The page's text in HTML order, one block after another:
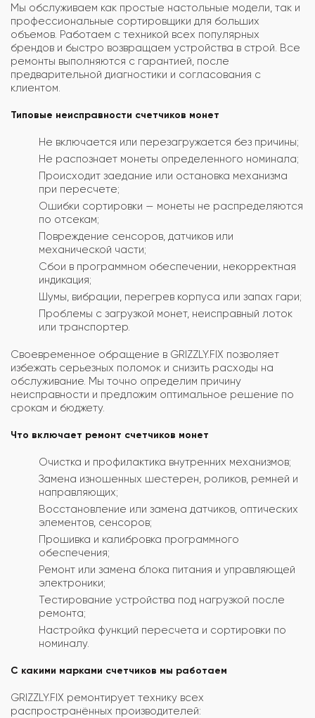
Мы обслуживаем как простые настольные модели, так и
профессиональные сортировщики для больших
объемов. Работаем с техникой всех популярных
брендов и быстро возвращаем устройства в строй. Все
ремонты выполняются с гарантией, после
предварительной диагностики и согласования с
клиентом.
Типовые неисправности счетчиков монет
Не включается или перезагружается без причины;
Не распознает монеты определенного номинала;
Происходит заедание или остановка механизма
при пересчете;
Ошибки сортировки — монеты не распределяются
по отсекам;
Повреждение сенсоров, датчиков или
механической части;
Сбои в программном обеспечении, некорректная
индикация;
Шумы, вибрации, перегрев корпуса или запах гари;
Проблемы с загрузкой монет, неисправный лоток
или транспортер.
Своевременное обращение в GRIZZLY.FIX позволяет
избежать серьезных поломок и снизить расходы на
обслуживание. Мы точно определим причину
неисправности и предложим оптимальное решение по
срокам и бюджету.
Что включает ремонт счетчиков монет
Очистка и профилактика внутренних механизмов;
Замена изношенных шестерен, роликов, ремней и
направляющих;
Восстановление или замена датчиков, оптических
элементов, сенсоров;
Прошивка и калибровка программного
обеспечения;
Ремонт или замена блока питания и управляющей
электроники;
Тестирование устройства под нагрузкой после
ремонта;
Настройка функций пересчета и сортировки по
номиналу.
С какими марками счетчиков мы работаем
GRIZZLY.FIX ремонтирует технику всех
распространённых производителей: